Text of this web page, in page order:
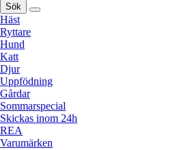
Sök
Häst
Ryttare
Hund
Katt
Djur
Uppfödning
Gårdar
Sommarspecial
Skickas inom 24h
REA
Varumärken